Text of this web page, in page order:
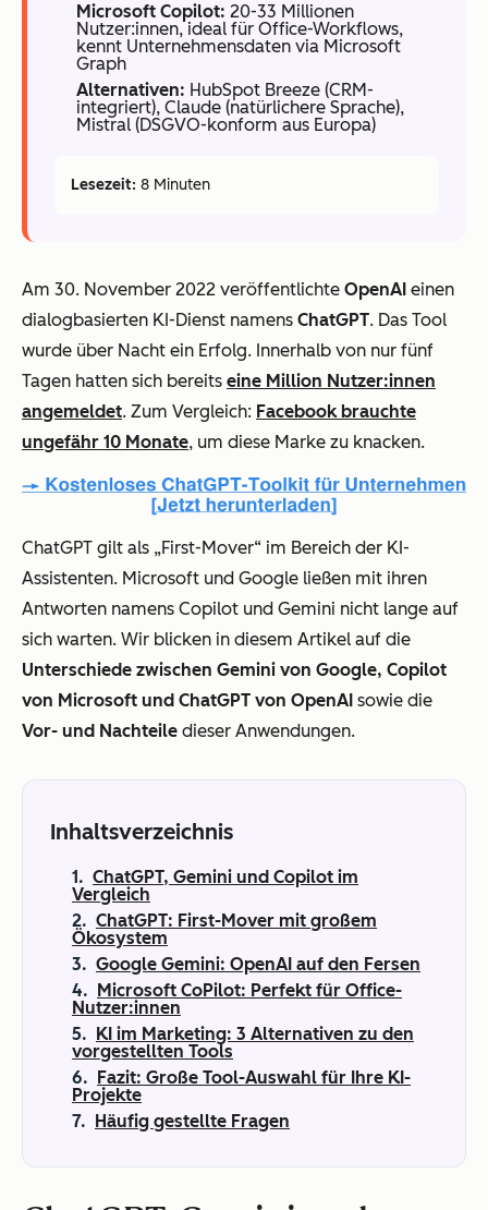
Microsoft Copilot: 20-33 Millionen
Nutzer:innen, ideal für Office-Workflows,
kennt Unternehmensdaten via Microsoft
Graph
Alternativen: HubSpot Breeze (CRM-
integriert), Claude (natürlichere Sprache),
Mistral (DSGVO-konform aus Europa)
Lesezeit: 8 Minuten
Am 30. November 2022 veröffentlichte OpenAI einen
dialogbasierten KI-Dienst namens ChatGPT. Das Tool
wurde über Nacht ein Erfolg. Innerhalb von nur fünf
Tagen hatten sich bereits eine Million Nutzer:innen
angemeldet. Zum Vergleich: Facebook brauchte
ungefähr 10 Monate, um diese Marke zu knacken.
ChatGPT gilt als „First-Mover“ im Bereich der KI-
Assistenten. Microsoft und Google ließen mit ihren
Antworten namens Copilot und Gemini nicht lange auf
sich warten. Wir blicken in diesem Artikel auf die
Unterschiede zwischen Gemini von Google, Copilot
von Microsoft und ChatGPT von OpenAI sowie die
Vor- und Nachteile dieser Anwendungen.
Inhaltsverzeichnis
ChatGPT, Gemini und Copilot im
Vergleich
ChatGPT: First-Mover mit großem
Ökosystem
Google Gemini: OpenAI auf den Fersen
Microsoft CoPilot: Perfekt für Office-
Nutzer:innen
KI im Marketing: 3 Alternativen zu den
vorgestellten Tools
Fazit: Große Tool-Auswahl für Ihre KI-
Projekte
Häufig gestellte Fragen